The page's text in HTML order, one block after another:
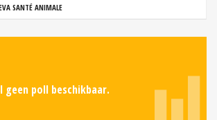
SANTÉ ANIMALE
geen poll beschikbaar.